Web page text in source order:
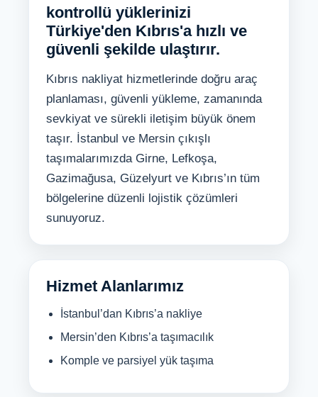
kontrollü yüklerinizi
Türkiye'den Kıbrıs'a hızlı ve
güvenli şekilde ulaştırır.
Kıbrıs nakliyat hizmetlerinde doğru araç
planlaması, güvenli yükleme, zamanında
sevkiyat ve sürekli iletişim büyük önem
taşır. İstanbul ve Mersin çıkışlı
taşımalarımızda Girne, Lefkoşa,
Gazimağusa, Güzelyurt ve Kıbrıs’ın tüm
bölgelerine düzenli lojistik çözümleri
sunuyoruz.
Hizmet Alanlarımız
İstanbul’dan Kıbrıs’a nakliye
Mersin’den Kıbrıs’a taşımacılık
Komple ve parsiyel yük taşıma